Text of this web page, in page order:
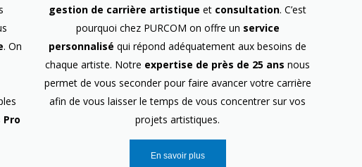
. On
Pro
gestion de carrière artistique et consultation. C’est
pourquoi chez PURCOM on offre un service
personnalisé qui répond adéquatement aux besoins de
chaque artiste. Notre expertise de près de 25 ans nous
permet de vous seconder pour faire avancer votre carrière
afin de vous laisser le temps de vous concentrer sur vos
projets artistiques.
En savoir plus